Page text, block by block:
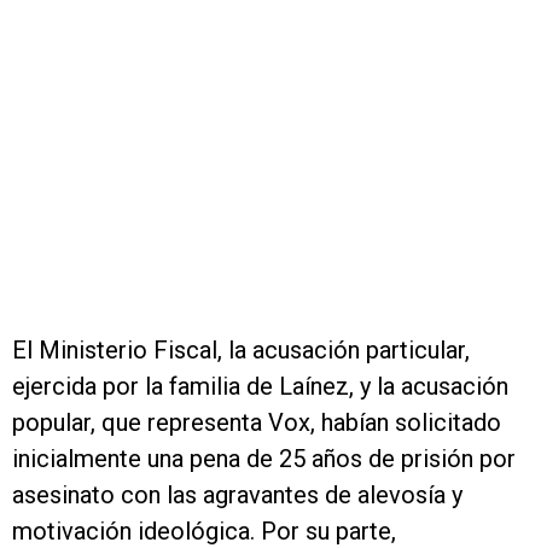
El Ministerio Fiscal, la acusación particular,
ejercida por la familia de Laínez, y la acusación
popular, que representa Vox, habían solicitado
inicialmente una pena de 25 años de prisión por
asesinato con las agravantes de alevosía y
motivación ideológica. Por su parte,